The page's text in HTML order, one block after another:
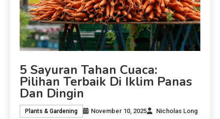
5 Sayuran Tahan Cuaca:
Pilihan Terbaik Di Iklim Panas
Dan Dingin
Plants & Gardening November 10, 2025 Nicholas Long